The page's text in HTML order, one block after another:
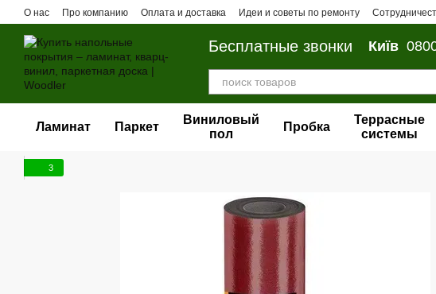
Перейти к основному контенту
О нас Про компанию Оплата и доставка Идеи и советы по ремонту
Бесплатные звонки Київ
Ламинат Паркет
Виниловый
пол
Пробка
Террасные
системы
3